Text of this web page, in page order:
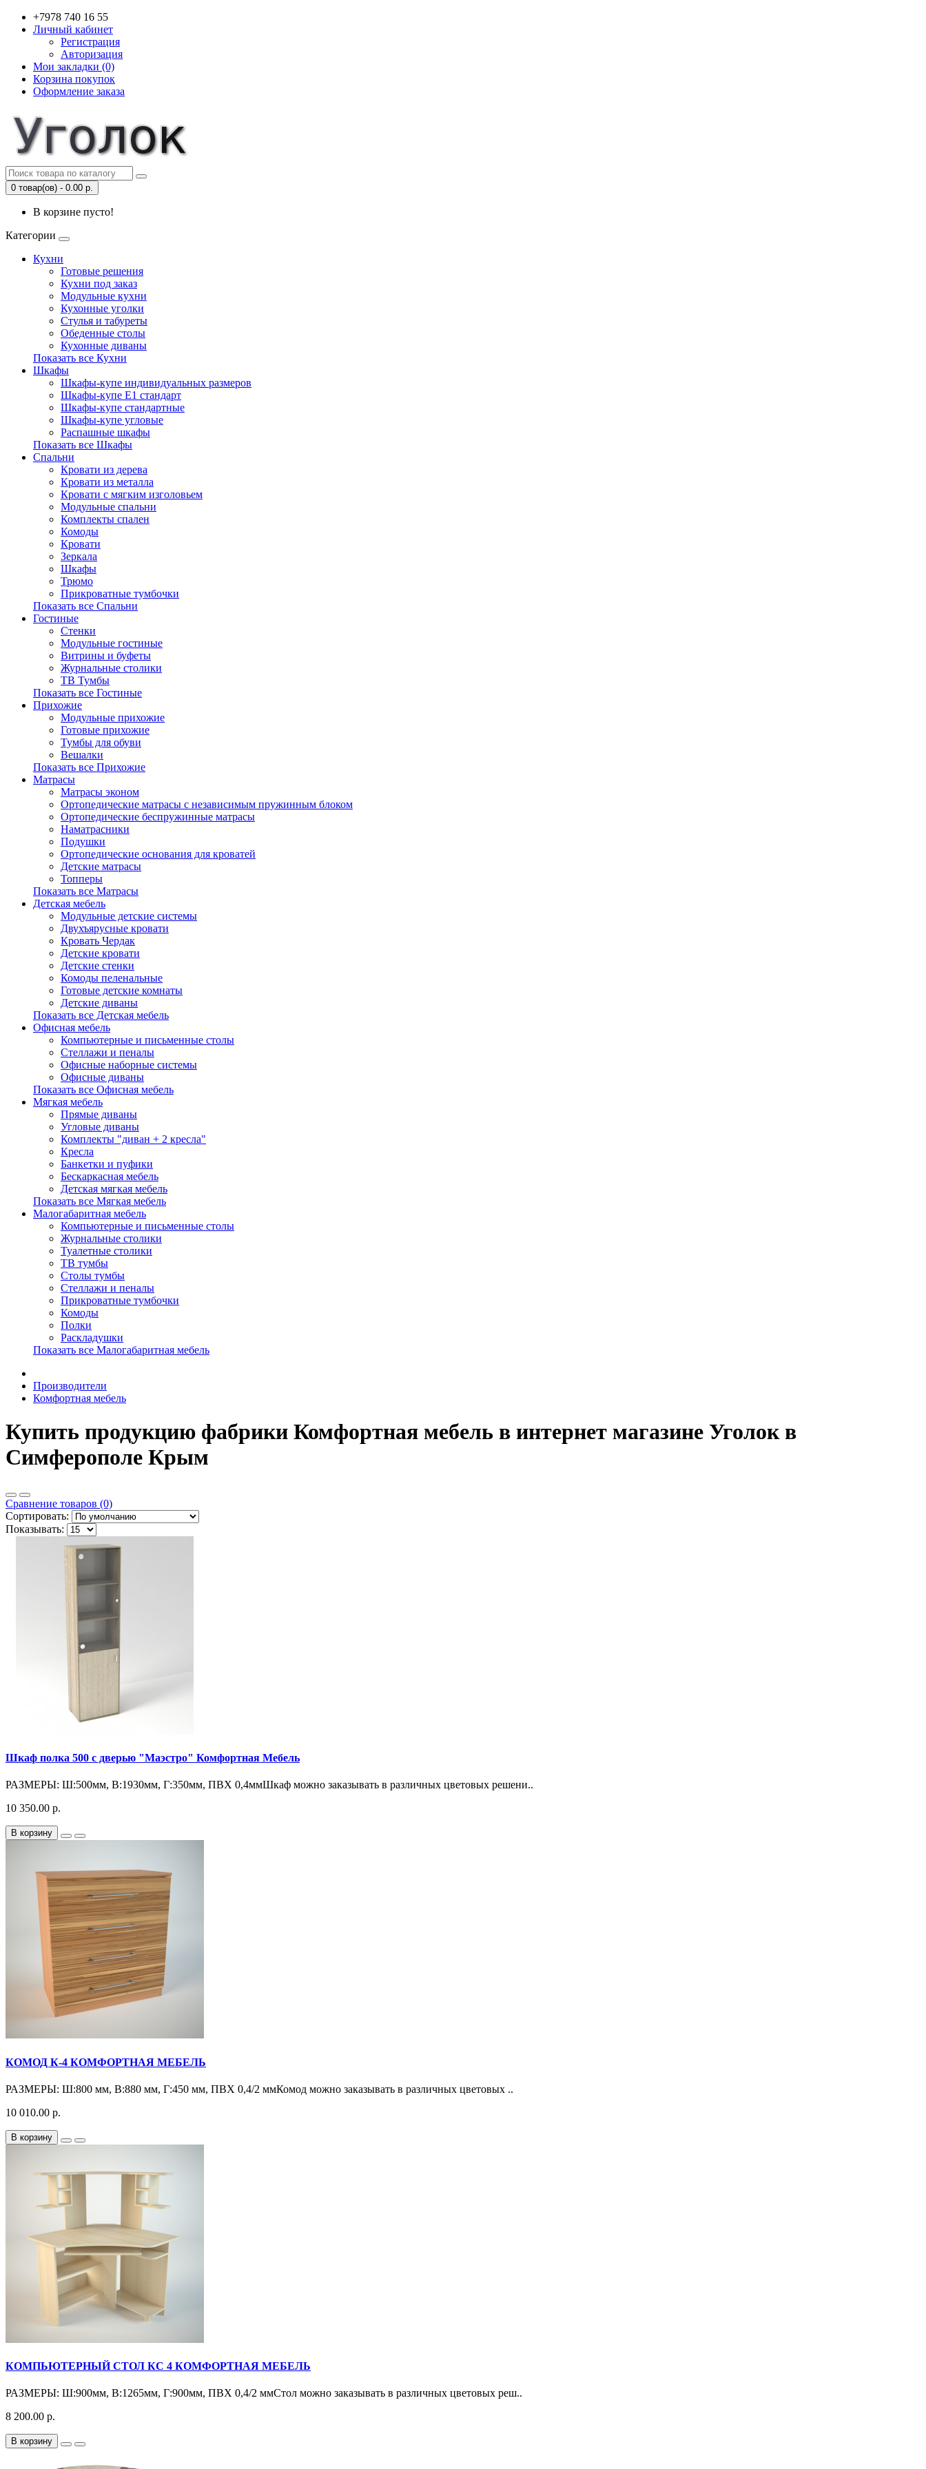
+7978 740 16 55
Личный кабинет
Регистрация
Авторизация
Мои закладки (0)
Корзина покупок
Оформление заказа
0 товар(ов) - 0.00 р.
В корзине пусто!
Категории
Кухни
Готовые решения
Кухни под заказ
Модульные кухни
Кухонные уголки
Стулья и табуреты
Обеденные столы
Кухонные диваны
Показать все Кухни
Шкафы
Шкафы-купе индивидуальных размеров
Шкафы-купе Е1 стандарт
Шкафы-купе стандартные
Шкафы-купе угловые
Распашные шкафы
Показать все Шкафы
Спальни
Кровати из дерева
Кровати из металла
Кровати с мягким изголовьем
Модульные спальни
Комплекты спален
Комоды
Кровати
Зеркала
Шкафы
Трюмо
Прикроватные тумбочки
Показать все Спальни
Гостиные
Стенки
Модульные гостиные
Витрины и буфеты
Журнальные столики
ТВ Тумбы
Показать все Гостиные
Прихожие
Модульные прихожие
Готовые прихожие
Тумбы для обуви
Вешалки
Показать все Прихожие
Матрасы
Матрасы эконом
Ортопедические матрасы с независимым пружинным блоком
Ортопедические беспружинные матрасы
Наматрасники
Подушки
Ортопедические основания для кроватей
Детские матрасы
Топперы
Показать все Матрасы
Детская мебель
Модульные детские системы
Двухъярусные кровати
Кровать Чердак
Детские кровати
Детские стенки
Комоды пеленальные
Готовые детские комнаты
Детские диваны
Показать все Детская мебель
Офисная мебель
Компьютерные и письменные столы
Стеллажи и пеналы
Офисные наборные системы
Офисные диваны
Показать все Офисная мебель
Мягкая мебель
Прямые диваны
Угловые диваны
Комплекты "диван + 2 кресла"
Кресла
Банкетки и пуфики
Бескаркасная мебель
Детская мягкая мебель
Показать все Мягкая мебель
Малогабаритная мебель
Компьютерные и письменные столы
Журнальные столики
Туалетные столики
ТВ тумбы
Столы тумбы
Стеллажи и пеналы
Прикроватные тумбочки
Комоды
Полки
Раскладушки
Показать все Малогабаритная мебель
Производители
Комфортная мебель
Купить продукцию фабрики Комфортная мебель в интернет магазине Уголок в
Симферополе Крым
Сравнение товаров (0)
Сортировать:
Показывать:
Шкаф полка 500 с дверью "Маэстро" Комфортная Мебель
РАЗМЕРЫ: Ш:500мм, В:1930мм, Г:350мм, ПВХ 0,4ммШкаф можно заказывать в различных цветовых решени..
10 350.00 р.
В корзину
КОМОД К-4 КОМФОРТНАЯ МЕБЕЛЬ
РАЗМЕРЫ: Ш:800 мм, В:880 мм, Г:450 мм, ПВХ 0,4/2 ммКомод можно заказывать в различных цветовых ..
10 010.00 р.
В корзину
КОМПЬЮТЕРНЫЙ СТОЛ КС 4 КОМФОРТНАЯ МЕБЕЛЬ
РАЗМЕРЫ: Ш:900мм, В:1265мм, Г:900мм, ПВХ 0,4/2 ммСтол можно заказывать в различных цветовых реш..
8 200.00 р.
В корзину